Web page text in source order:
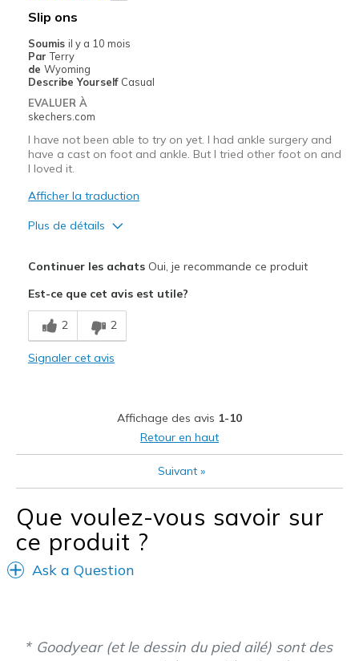
Le contre
No cons! Great shoe
Les meilleures utilisations
Casual Wear
Travel
Width
View On Shoes
Slip ons
Soumis il y a 10 mois
Par Terry
de Wyoming
Describe Yourself Casual
EVALUER À
skechers.com
I have not been able to try on yet. I had ankle surgery and
have a cast on foot and ankle. But I tried other foot on and
I loved it.
Afficher la traduction
Plus de détails
Les meilleures utilisations
Casual Wear
Shoes are for Wearing
Continuer les achatsOui, je recommande ce produit
Est-ce que cet avis est utile?
2 2
Signaler cet avis
Affichage des avis 1-10
Retour en haut
Suivant »
Que voulez-vous savoir sur
ce produit ?
Ask a Question
Goodyear (et le dessin du pied ailé) sont des